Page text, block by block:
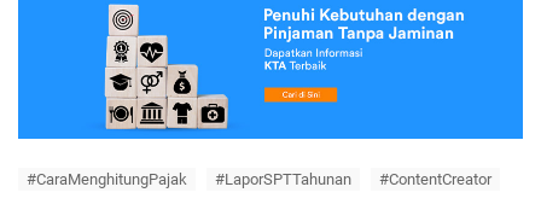
#CaraMenghitungPajak #LaporSPTTahunan #ContentCreator